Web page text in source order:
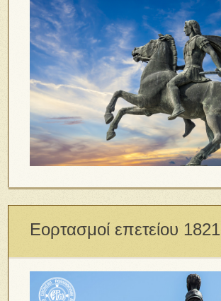
Εορτασμοί επετείου 1821